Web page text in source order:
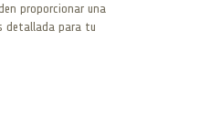
proporcionar una
detallada para tu